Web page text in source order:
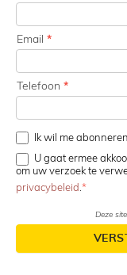
Email *
Telefoon *
Ik wil me
U gaat ermee
om uw verzoek te
privacybeleid .
Deze